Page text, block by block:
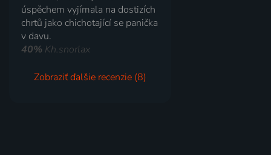
úspěchem vyjímala na dostizích
chrtů jako chichotající se panička
v davu.
40% Kh.snorlax
Zobraziť ďalšie recenzie (8)